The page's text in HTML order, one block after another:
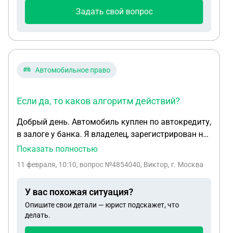
(Нарушает ли он договор? Если да, то могу ли я
Задать свой вопрос
Автомобильное право
Если да, то каков алгоритм действий?
Добрый день. Автомобиль куплен по автокредиту,
в залоге у банка. Я владелец, зарегистрирован на
меня, прав нет у меня, ездит другой человек,
перерегистрировать авто на этого
приходили ему. Если да , то каков алгоритм
действий? Нужно ли мое присутствие в ГАИ, ведь
на него оформлена доверенность, по которой он
Показать полностью
11 февраля, 10:10, вопрос №4854040, Виктор, г. Москва
У вас похожая ситуация?
Опишите свои детали — юрист подскажет, что
делать.